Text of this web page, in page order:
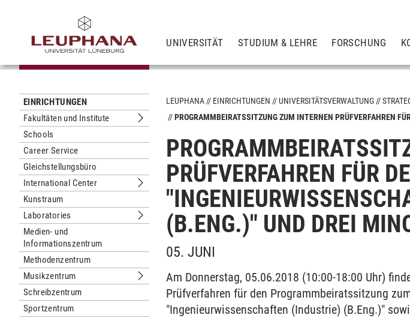
UNIVERSITÄT STUDIUM & LEHRE FORSCHUNG
EINRICHTUNGEN
Fakultäten und Institute
Untermenu Fakultäten und Institute
Schools
Career Service
Gleichstellungsbüro
International Center
Untermenu International Center
Kunstraum
Laboratories
Untermenu Laboratories
Medien- und
Informationszentrum
Methodenzentrum
Musikzentrum
Untermenu Musikzentrum
Schreibzentrum
Sportzentrum
LEUPHANA EINRICHTUNGEN UNIVERSITÄTSVERWALTUNG
PROGRAMMBEIRATSSITZUNG ZUM INTERNEN PRÜFVERFAHREN
PRÜFVERFAHREN FÜR
(B.ENG.)" UND DREI
05. JUNI
Am Donnerstag, 05.06.2018 (10:00-18:00 Uhr)
Prüfverfahren für den Programmbeiratssitzung
"Ingenieurwissenschaften (Industrie) (B.Eng.)"